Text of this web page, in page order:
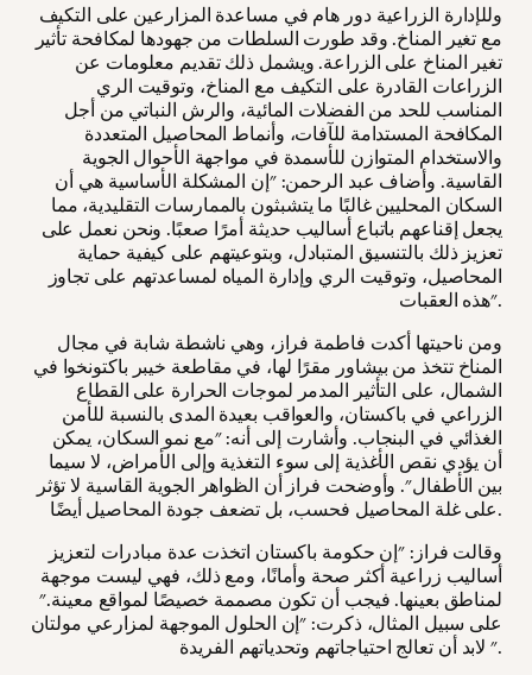
وللإدارة الزراعية دور هام في مساعدة المزارعين على التكيف
مع تغير المناخ. وقد طورت السلطات من جهودها لمكافحة تأثير
تغير المناخ على الزراعة. ويشمل ذلك تقديم معلومات عن
الزراعات القادرة على التكيف مع المناخ، وتوقيت الري
المناسب للحد من الفضلات المائية، والرش النباتي من أجل
المكافحة المستدامة للآفات، وأنماط المحاصيل المتعددة
والاستخدام المتوازن للأسمدة في مواجهة الأحوال الجوية
القاسية. وأضاف عبد الرحمن: "إن المشكلة الأساسية هي أن
السكان المحليين غالبًا ما يتشبثون بالممارسات التقليدية، مما
يجعل إقناعهم باتباع أساليب حديثة أمرًا صعبًا. ونحن نعمل على
تعزيز ذلك بالتنسيق المتبادل، وبتوعيتهم على كيفية حماية
المحاصيل، وتوقيت الري وإدارة المياه لمساعدتهم على تجاوز
هذه العقبات".
ومن ناحيتها أكدت فاطمة فراز، وهي ناشطة شابة في مجال
المناخ تتخذ من بيشاور مقرًا لها، في مقاطعة خيبر باكتونخوا في
الشمال، على التأثير المدمر لموجات الحرارة على القطاع
الزراعي في باكستان، والعواقب بعيدة المدى بالنسبة للأمن
الغذائي في البنجاب. وأشارت إلى أنه: "مع نمو السكان، يمكن
أن يؤدي نقص الأغذية إلى سوء التغذية وإلى الأمراض، لا سيما
بين الأطفال". وأوضحت فراز أن الظواهر الجوية القاسية لا تؤثر
على غلة المحاصيل فحسب، بل تضعف جودة المحاصيل أيضًا.
وقالت فراز: "إن حكومة باكستان اتخذت عدة مبادرات لتعزيز
أساليب زراعية أكثر صحة وأمانًا، ومع ذلك، فهي ليست موجهة
لمناطق بعينها. فيجب أن تكون مصممة خصيصًا لمواقع معينة."
على سبيل المثال، ذكرت: "إن الحلول الموجهة لمزارعي مولتان
لابد أن تعالج احتياجاتهم وتحدياتهم الفريدة ".